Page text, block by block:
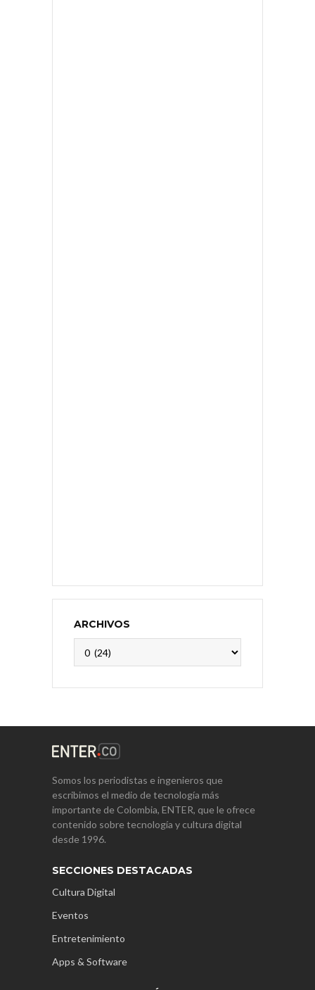
ARCHIVOS
Somos los periodistas e ingenieros que
escribimos el medio de tecnología más
importante de Colombia, ENTER, que le ofrece
contenido sobre tecnología y cultura digital
desde 1996.
SECCIONES DESTACADAS
Cultura Digital
Eventos
Entretenimiento
Apps & Software